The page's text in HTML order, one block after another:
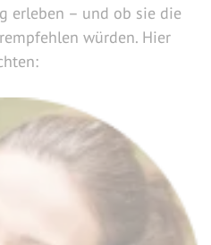
erleben – und ob sie die
würden. Hier